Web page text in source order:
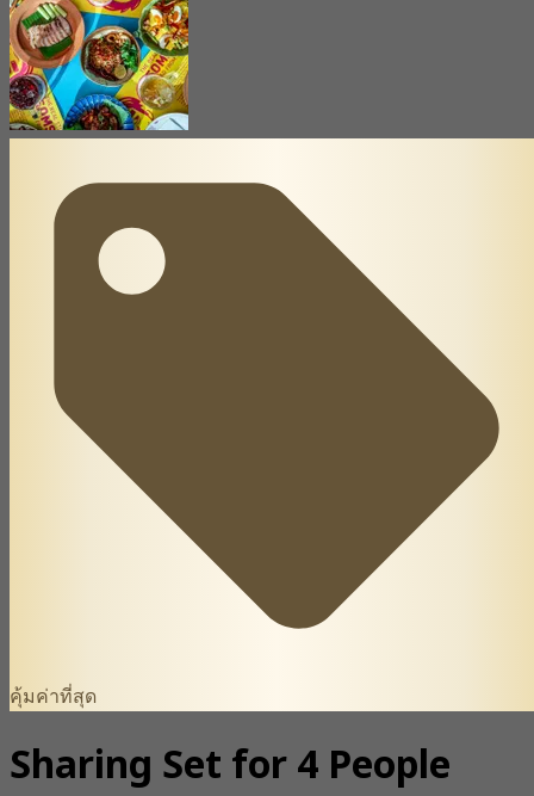
คุ้มค่าที่สุด
Sharing Set for 4 People